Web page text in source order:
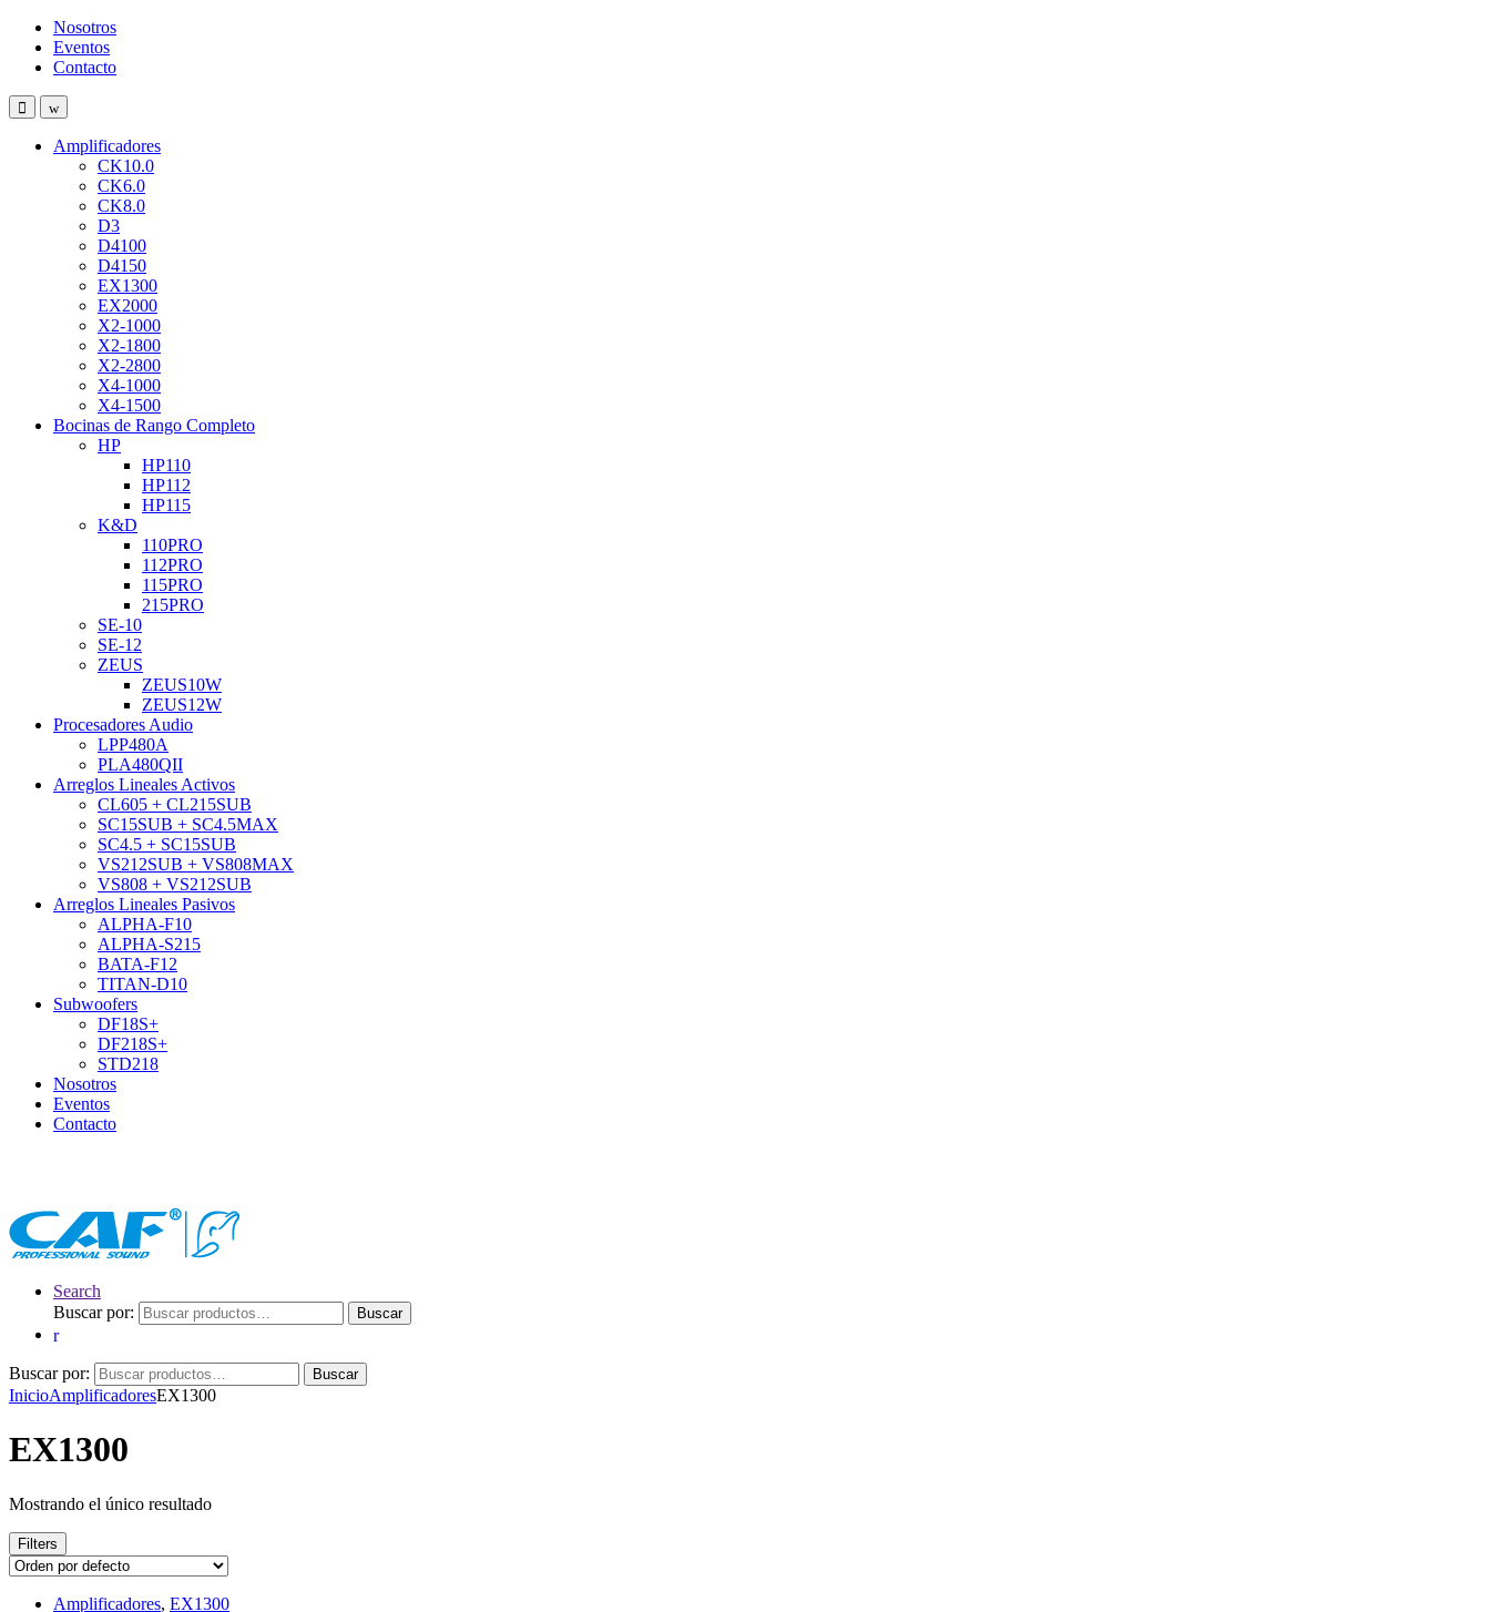
Nosotros
Eventos
Contacto
Amplificadores
CK10.0
CK6.0
CK8.0
D3
D4100
D4150
EX1300
EX2000
X2-1000
X2-1800
X2-2800
X4-1000
X4-1500
Bocinas de Rango Completo
HP
HP110
HP112
HP115
K&D
110PRO
112PRO
115PRO
215PRO
SE-10
SE-12
ZEUS
ZEUS10W
ZEUS12W
Procesadores Audio
LPP480A
PLA480QII
Arreglos Lineales Activos
CL605 + CL215SUB
SC15SUB + SC4.5MAX
SC4.5 + SC15SUB
VS212SUB + VS808MAX
VS808 + VS212SUB
Arreglos Lineales Pasivos
ALPHA-F10
ALPHA-S215
BATA-F12
TITAN-D10
Subwoofers
DF18S+
DF218S+
STD218
Nosotros
Eventos
Contacto
Search
Buscar por:
Buscar
Buscar por: Buscar
InicioAmplificadoresEX1300
EX1300
Mostrando el único resultado
Filters
Amplificadores, EX1300